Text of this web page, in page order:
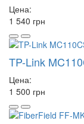
Цена:
1 540 грн
TP-Link
Цена:
1 500 грн